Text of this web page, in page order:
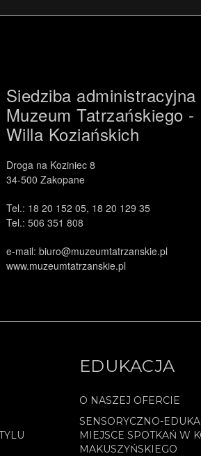
Siedziba administracyjna
Muzeum Tatrzańskiego -
Willa Koziańskich
Droga na Koziniec 8
34-500 Zakopane
Tel.: 18 20 152 05, 18 20 129 35
Tel.: 506 351 808
e-mail: biuro@muzeumtatrzanskie.pl
www.muzeumtatrzanskie.pl
EDUKACJA
O NASZEJ OFERCIE
SENSORYCZNO-
MIEJSCE SPOTKAŃ W
MAKUSZYŃSKIEGO